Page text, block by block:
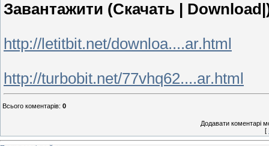
Завантажити (Скачать |
http://letitbit.net/downloa....ar.html
http://turbobit.net/77vhq62....ar.html
Всього коментарів: 0
Додавати коментарі
[